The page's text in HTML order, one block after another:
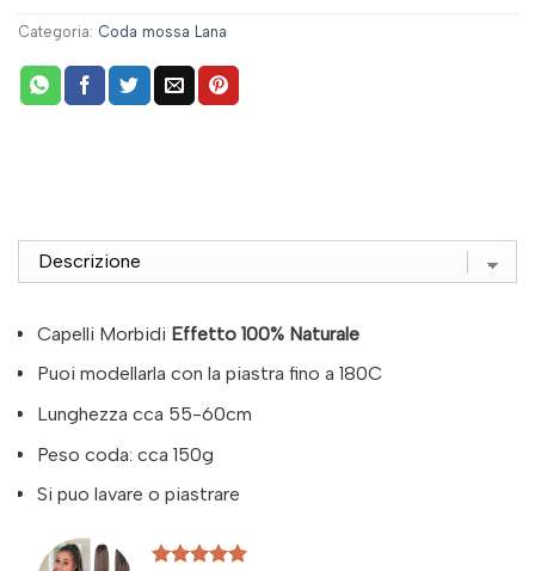
Categoria: Coda mossa Lana
Capelli Morbidi Effetto 100% Naturale
Puoi modellarla con la piastra fino a 180C
Lunghezza cca 55-60cm
Peso coda: cca 150g
Si puo lavare o piastrare